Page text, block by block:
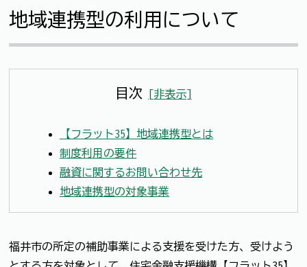
地域連携型の利用について
目次 [非表示]
【フラット35】地域連携型とは
制度利用の要件
融資に関するお問い合わせ先
地域連携型の対象事業
福井市の所定の補助事業による支援を受けた方、受けよう